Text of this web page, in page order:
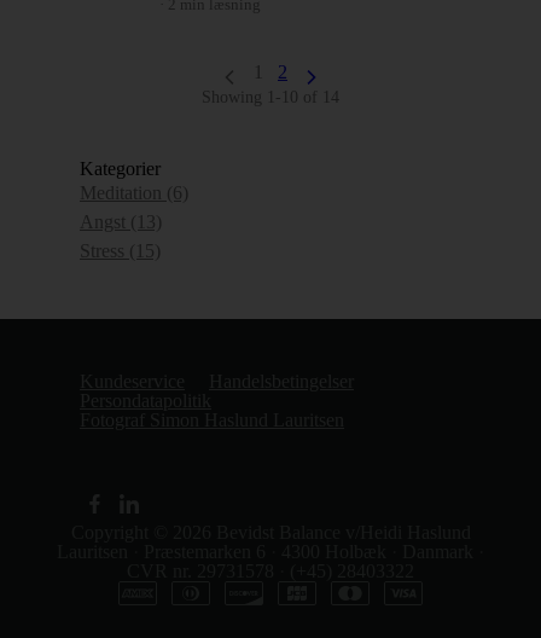
2 min læsning
1 2
Showing 1-10 of 14
Kategorier
Meditation (6)
Angst (13)
Stress (15)